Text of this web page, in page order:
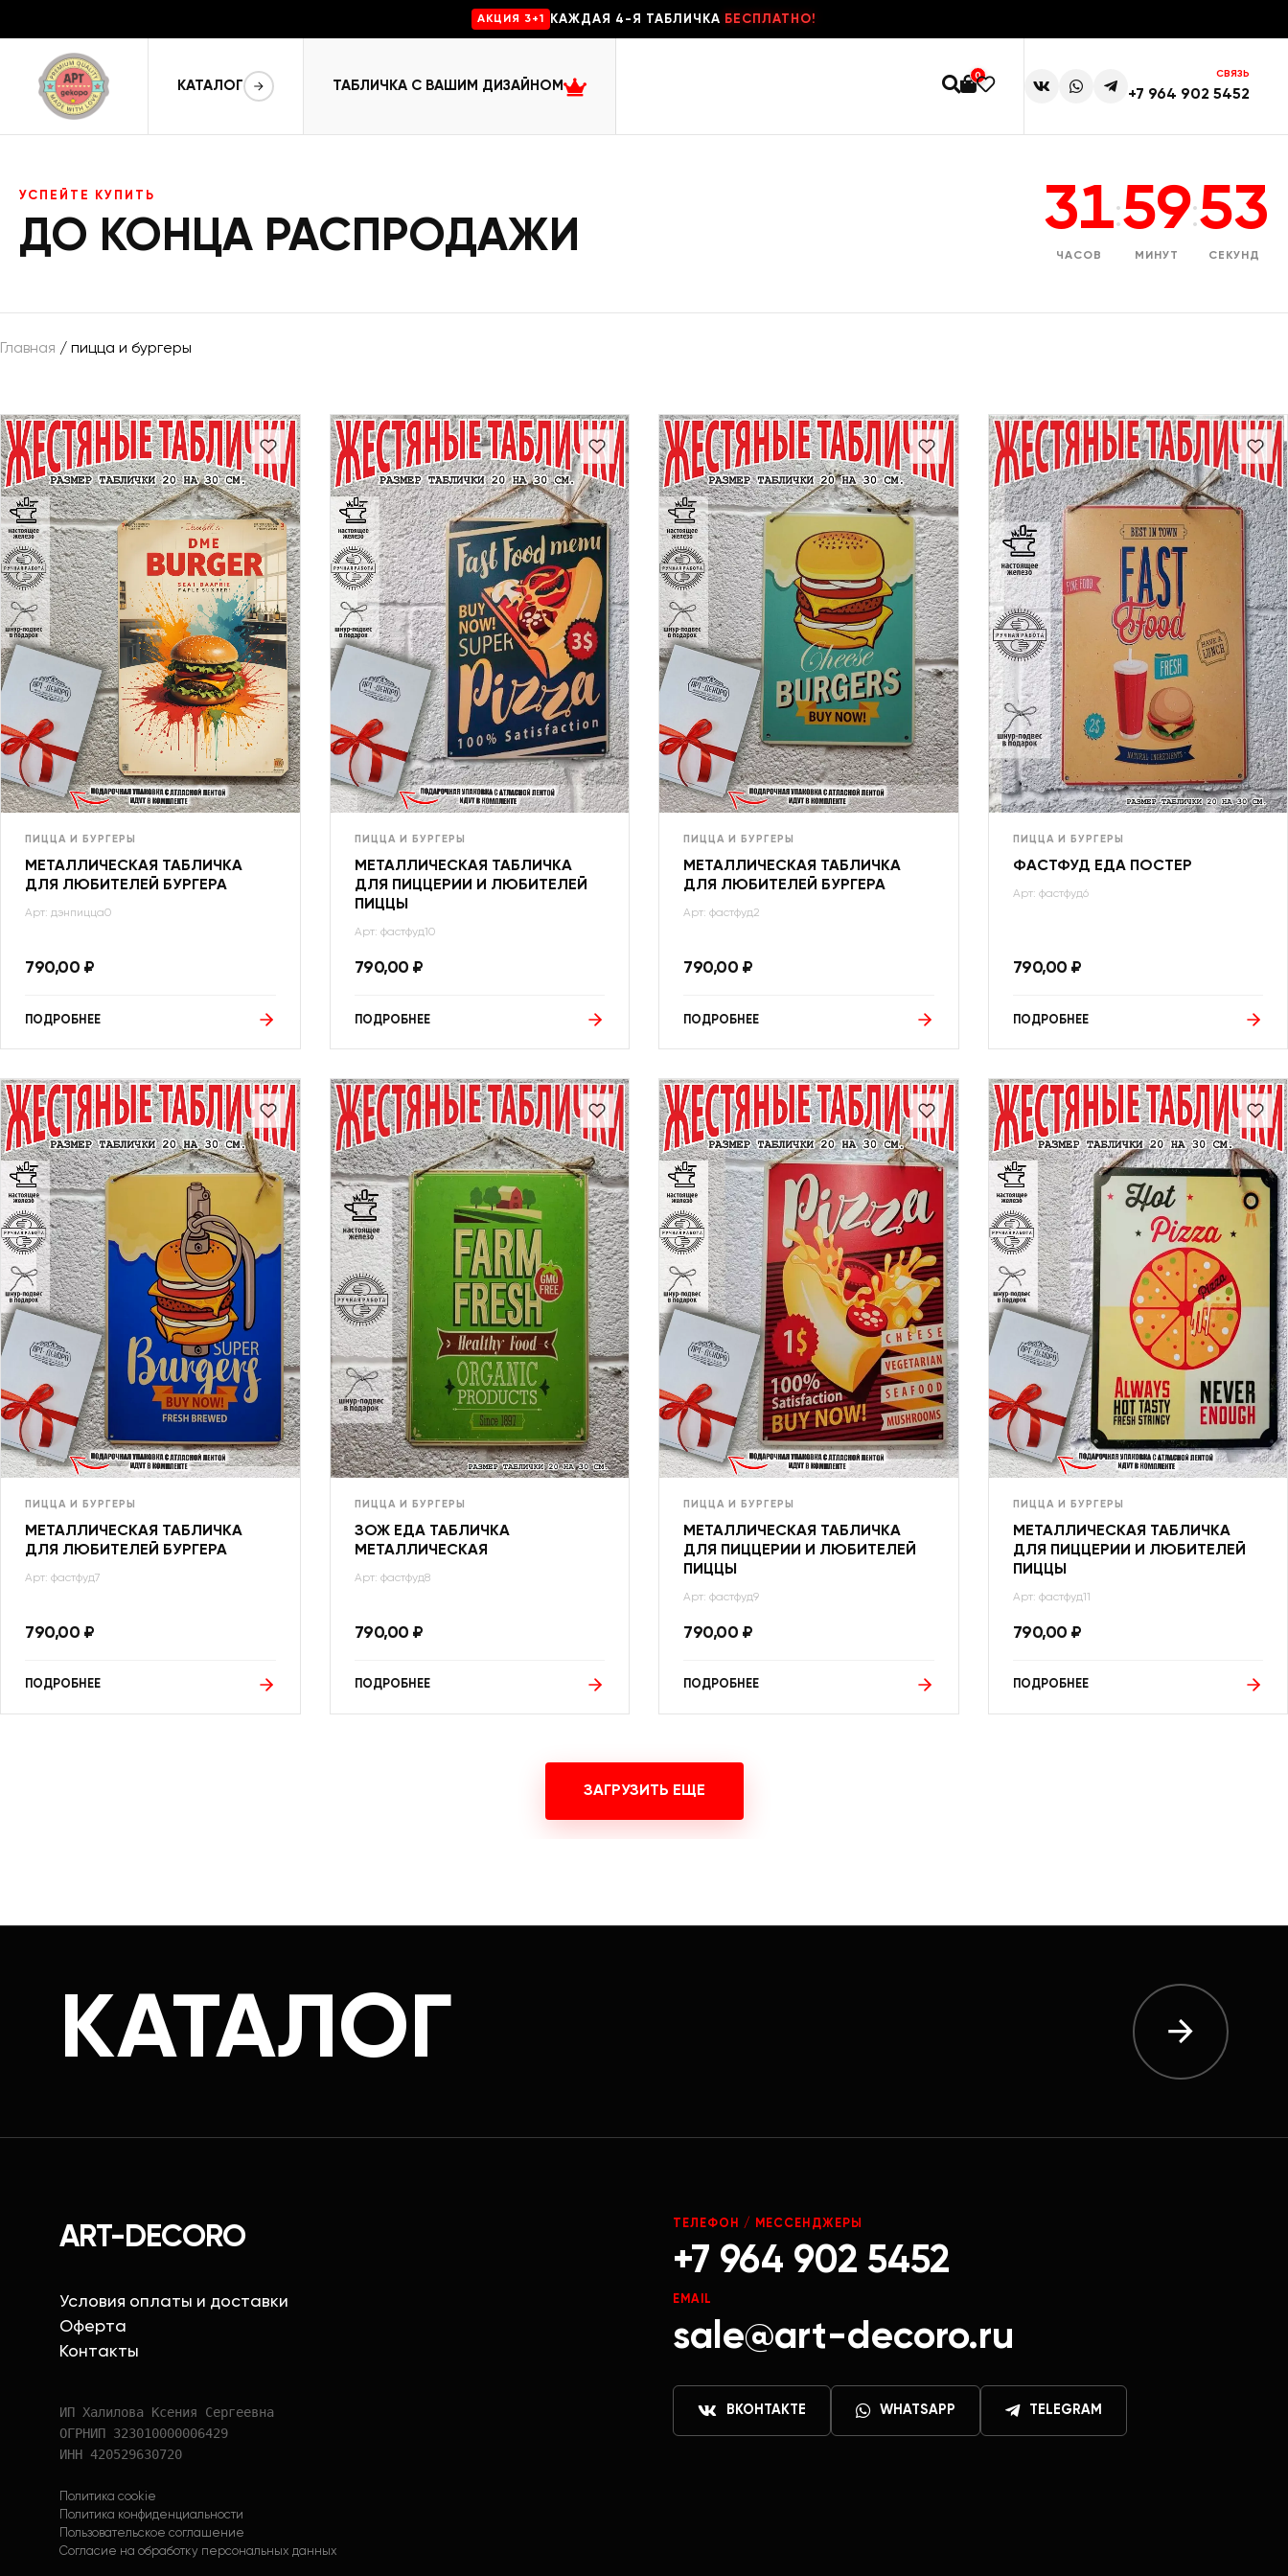
AKЦИЯ 3+1 КАЖДАЯ 4-Я ТАБЛИЧКА БЕСПЛАТНО!
КАТАЛОГ ТАБЛИЧКА С ВАШИМ ДИЗАЙНОМ
0 СВЯЗЬ
+7 964 902 5452
УСПЕЙТЕ КУПИТЬ
ДО КОНЦА РАСПРОДАЖИ 31
ЧАСОВ
:59
МИНУТ
:52
СЕКУНД
Главная / пицца и бургеры
ПИЦЦА И БУРГЕРЫ
МЕТАЛЛИЧЕСКАЯ ТАБЛИЧКА
ДЛЯ ЛЮБИТЕЛЕЙ БУРГЕРА
Арт: дэнпицца0
790,00 ₽
ПОДРОБНЕЕ
ПИЦЦА И БУРГЕРЫ
МЕТАЛЛИЧЕСКАЯ ТАБЛИЧКА
ДЛЯ ПИЦЦЕРИИ И ЛЮБИТЕЛЕЙ
ПИЦЦЫ
Арт: фастфуд10
790,00 ₽
ПОДРОБНЕЕ
ПИЦЦА И БУРГЕРЫ
МЕТАЛЛИЧЕСКАЯ ТАБЛИЧКА
ДЛЯ ЛЮБИТЕЛЕЙ БУРГЕРА
Арт: фастфуд2
790,00 ₽
ПОДРОБНЕЕ
ПИЦЦА И БУРГЕРЫ
ФАСТФУД ЕДА ПОСТЕР
Арт: фастфуд6
790,00 ₽
ПОДРОБНЕЕ
ПИЦЦА И БУРГЕРЫ
МЕТАЛЛИЧЕСКАЯ ТАБЛИЧКА
ДЛЯ ЛЮБИТЕЛЕЙ БУРГЕРА
Арт: фастфуд7
790,00 ₽
ПОДРОБНЕЕ
ПИЦЦА И БУРГЕРЫ
ЗОЖ ЕДА ТАБЛИЧКА
МЕТАЛЛИЧЕСКАЯ
Арт: фастфуд8
790,00 ₽
ПОДРОБНЕЕ
ПИЦЦА И БУРГЕРЫ
МЕТАЛЛИЧЕСКАЯ ТАБЛИЧКА
ДЛЯ ПИЦЦЕРИИ И ЛЮБИТЕЛЕЙ
ПИЦЦЫ
Арт: фастфуд9
790,00 ₽
ПОДРОБНЕЕ
ПИЦЦА И БУРГЕРЫ
МЕТАЛЛИЧЕСКАЯ ТАБЛИЧКА
ДЛЯ ПИЦЦЕРИИ И ЛЮБИТЕЛЕЙ
ПИЦЦЫ
Арт: фастфуд11
790,00 ₽
ПОДРОБНЕЕ
ЗАГРУЗИТЬ ЕЩЕ
КАТАЛОГ
ART-DECORO
Условия оплаты и доставки
Оферта
Контакты
ИП Халилова Ксения Сергеевна
ОГРНИП 323010000006429
ИНН 420529630720
Политика cookie
Политика конфиденциальности
Пользовательское соглашение
Согласие на обработку персональных данных
ТЕЛЕФОН / МЕССЕНДЖЕРЫ
+7 964 902 5452
EMAIL
sale@art-decoro.ru
ВКОНТАКТЕ WHATSAPP TELEGRAM